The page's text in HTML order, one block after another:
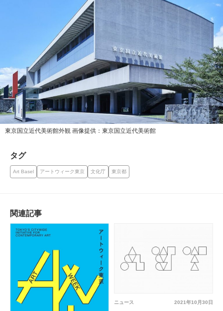
東京国立近代美術館外観 画像提供：東京国立近代美術館
タグ
Art Basel アートウィーク東京 文化庁 東京都
関連記事
2021年10月30日
ニュース